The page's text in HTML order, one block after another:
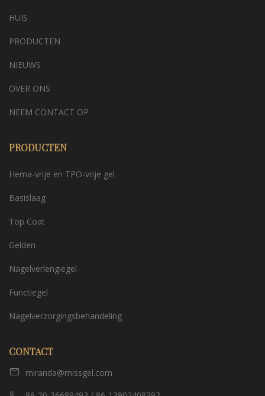
HUIS
PRODUCTEN
NIEUWS
OVER ONS
NEEM CONTACT OP
PRODUCTEN
Hema-vrije en TPO-vrije gel
Basislaag
Top Coat
Gelden
Nagelverlengiegel
Functiegel
Nagelverzorgingsbehandeling
CONTACT
miranda@missgel.com